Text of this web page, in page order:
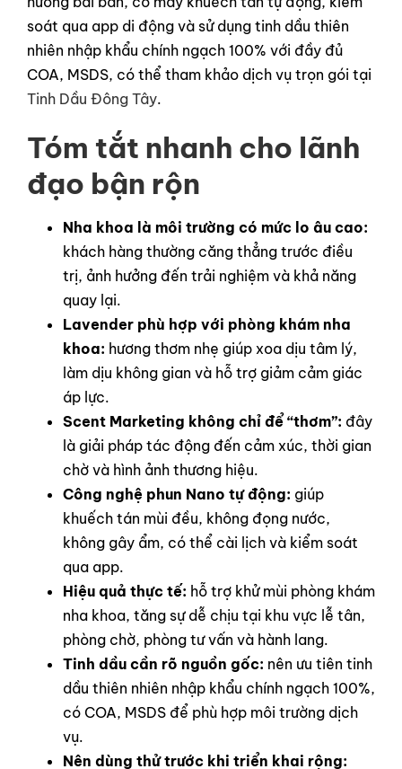
soát qua app di động và sử dụng tinh dầu thiên
nhiên nhập khẩu chính ngạch 100% với đầy đủ
COA, MSDS, có thể tham khảo dịch vụ trọn gói tại
Tinh Dầu Đông Tây.
Tóm tắt nhanh cho lãnh
đạo bận rộn
Nha khoa là môi trường có mức lo âu cao:
khách hàng thường căng thẳng trước điều
trị, ảnh hưởng đến trải nghiệm và khả năng
quay lại.
Lavender phù hợp với phòng khám nha
khoa: hương thơm nhẹ giúp xoa dịu tâm lý,
làm dịu không gian và hỗ trợ giảm cảm giác
áp lực.
Scent Marketing không chỉ để “thơm”: đây
là giải pháp tác động đến cảm xúc, thời gian
chờ và hình ảnh thương hiệu.
Công nghệ phun Nano tự động: giúp
khuếch tán mùi đều, không đọng nước,
không gây ẩm, có thể cài lịch và kiểm soát
qua app.
Hiệu quả thực tế: hỗ trợ khử mùi phòng khám
nha khoa, tăng sự dễ chịu tại khu vực lễ tân,
phòng chờ, phòng tư vấn và hành lang.
Tinh dầu cần rõ nguồn gốc: nên ưu tiên tinh
dầu thiên nhiên nhập khẩu chính ngạch 100%,
có COA, MSDS để phù hợp môi trường dịch
vụ.
Nên dùng thử trước khi triển khai rộng: